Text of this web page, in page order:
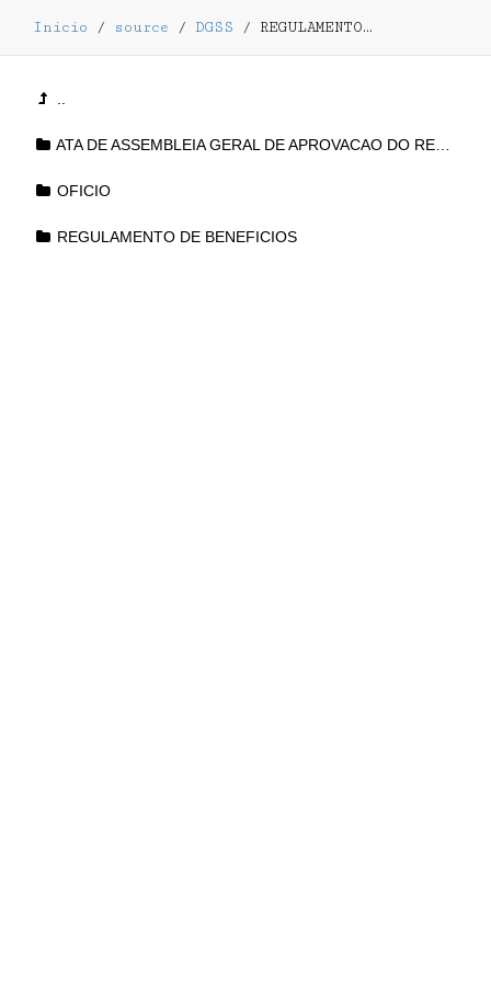
Inicio / source / DGSS / REGULAMENTO DE BENEFICIOS
ATA DE ASSEMBLEIA GERAL DE APROVACAO DO REGULAMENTO DE BENEFICIOS
OFICIO
REGULAMENTO DE BENEFICIOS